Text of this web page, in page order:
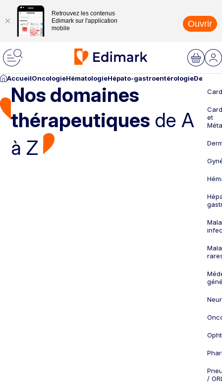
Retrouvez les contenus
Edimark sur l'application
mobile
Ouvrir
AccueilOncologieHématologieHépato-gastroentérologie
Nos domaines
thérapeutiques de A
à Z
et
/